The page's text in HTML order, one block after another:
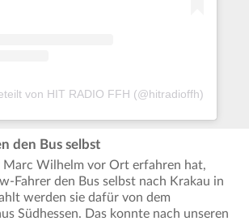
von HIT RADIO FFH (@hitradioffh)
den Bus selbst
Marc Wilhelm vor Ort erfahren hat,
Fahrer den Bus selbst nach Krakau in
werden sie dafür von dem
Südhessen. Das konnte nach unseren